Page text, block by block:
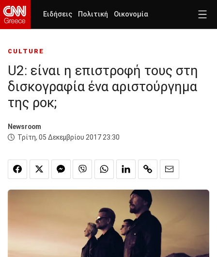
Ειδήσεις Πολιτική Οικονομία
CULTURE
U2: είναι η επιστροφή τους στη
δισκογραφία ένα αριστούργημα
της ροκ;
Newsroom
Τρίτη, 05 Δεκεμβρίου 2017 23:30